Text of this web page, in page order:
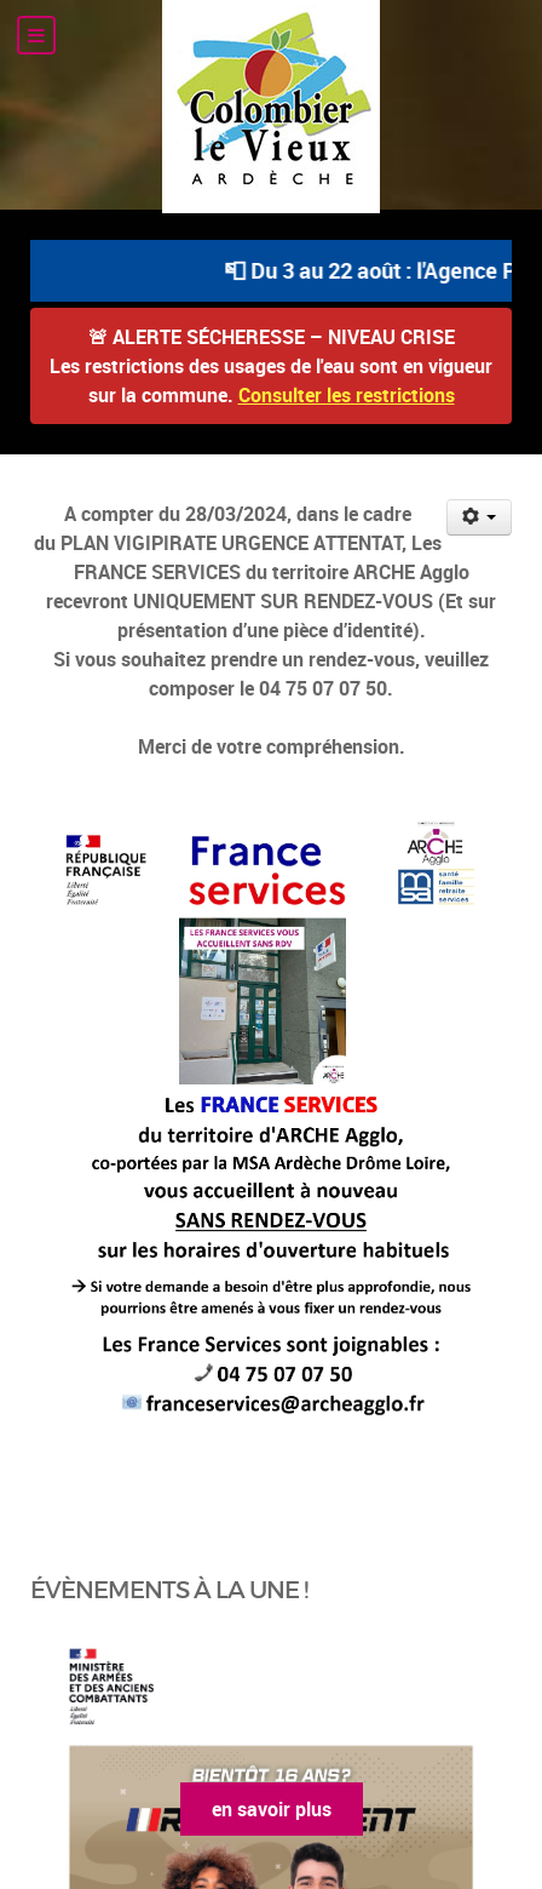
📮 Du 3 au 22 août : l'Agence
🚨 ALERTE SÉCHERESSE – NIVEAU CRISE
Les restrictions des usages de l'eau sont en vigueur
sur la commune. Consulter les restrictions
A compter du 28/03/2024, dans le cadre
du PLAN VIGIPIRATE URGENCE ATTENTAT, Les
FRANCE SERVICES du territoire ARCHE Agglo
recevront UNIQUEMENT SUR RENDEZ-VOUS (Et sur
présentation d’une pièce d’identité).
Si vous souhaitez prendre un rendez-vous, veuillez
composer le 04 75 07 07 50.
Merci de votre compréhension.
ÉVÈNEMENTS À LA UNE !
en savoir plus